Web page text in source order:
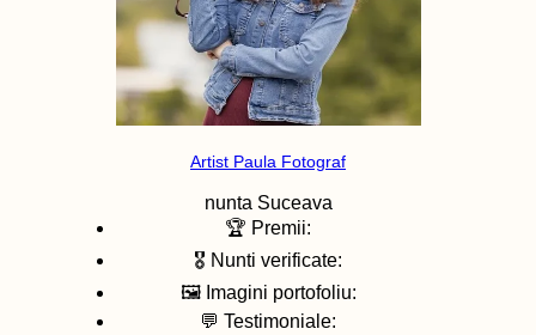
Artist Paula Fotograf
nunta Suceava
🏆 Premii:
🎖️ Nunti verificate:
🖼️ Imagini portofoliu:
💬 Testimoniale: